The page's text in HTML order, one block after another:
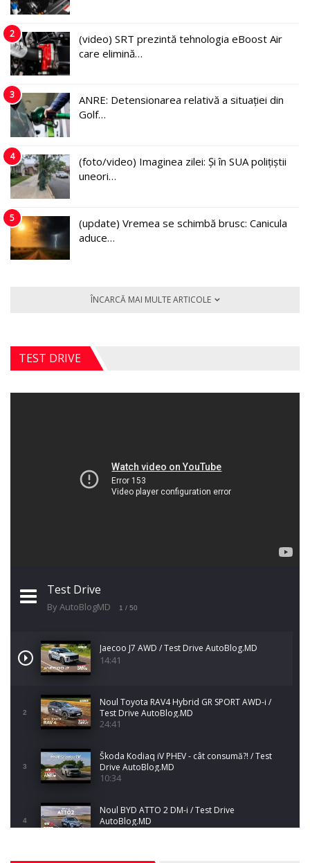
2
(video) SRT prezintă tehnologia eBoost Air
care elimină…
3
ANRE: Detensionarea relativă a situației din
Golf…
4
(foto/video) Imaginea zilei: Și în SUA polițiștii
uneori…
5
(update) Vremea se schimbă brusc: Canicula
aduce…
ÎNCARCĂ MAI MULTE ARTICOLE
TEST DRIVE
Test Drive
By AutoBlogMD 1 / 50
Jaecoo J7 AWD / Test Drive AutoBlog.MD
14:41
2
Noul Toyota RAV4 Hybrid GR SPORT AWD-i /
Test Drive AutoBlog.MD
24:41
3
Škoda Kodiaq iV PHEV - cât consumă?! / Test
Drive AutoBlog.MD
10:34
4
Noul BYD ATTO 2 DM-i / Test Drive
AutoBlog.MD
17:35